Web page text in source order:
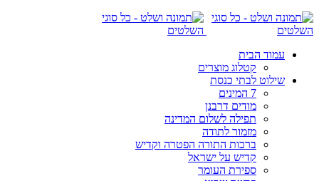
עמוד הבית
קטלוג מוצרים
שילוט לבתי כנסת
7 המינים
מודים דרבנן
תפילה לשלום המדינה
מזמור לתודה
ברכות התורה הפטרה וקדיש
קדיש על ישראל
ספירת העומר